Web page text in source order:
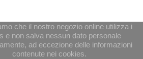
che il nostro negozio online utilizza i
e non salva nessun dato personale
ad eccezione delle informazioni
contenute nei cookies.